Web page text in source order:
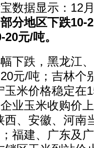
据显示：12
分地区下跌10-
元/吨。
跌，黑龙江、
元/吨；吉林个
米价格稳定在
业玉米收购价
西、安徽、河南
福建、广东及